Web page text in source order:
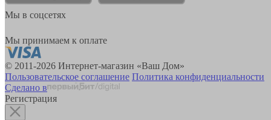
Мы в соцсетях
Мы принимаем к оплате
© 2011-2026 Интернет-магазин «Ваш Дом»
Пользовательское соглашение Политика конфиденциальности
Сделано в
Регистрация